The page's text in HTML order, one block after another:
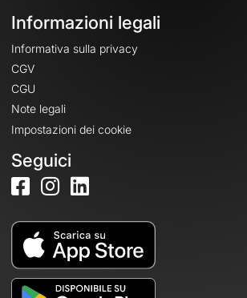
Informazioni legali
Informativa sulla privacy
CGV
CGU
Note legali
Impostazioni dei cookie
Seguici